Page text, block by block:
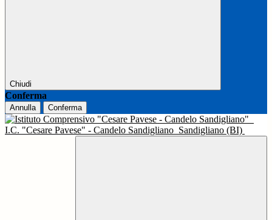
Chiudi
Conferma
Annulla Conferma
I.C. "Cesare Pavese" - Candelo Sandigliano Sandigliano (BI)